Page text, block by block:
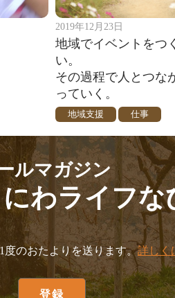
2019年12月23日
地域でイベントをつ
い。
その過程で人とつな
っていく。
地域支援 仕事
ルマガジン
にわライフな
度のおたよりを送ります。詳しく